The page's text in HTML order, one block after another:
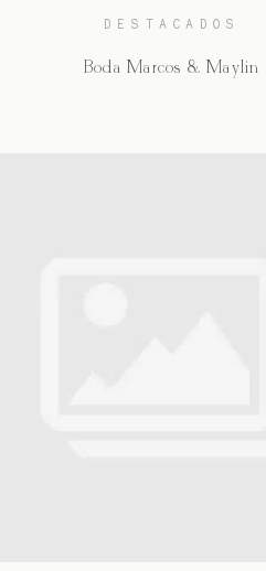
DESTACADOS
Boda Marcos & Maylin